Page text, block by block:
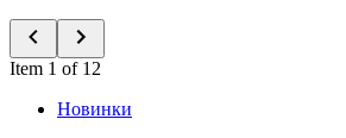
Item 1 of 12
Новинки